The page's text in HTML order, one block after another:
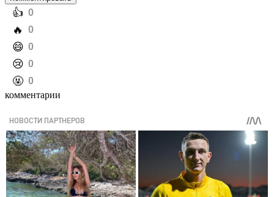
️👍 0
️🔥 0
️😄 0
️😢 0
️🤬 0
комментарии